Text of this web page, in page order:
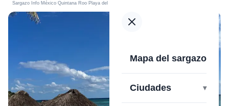
Mapa del sargazo
Ciudades
Sargazo Info México Quintana Roo Playa del Carmen